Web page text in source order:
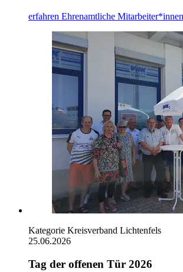
erfahren Ehrenamtliche
Kategorie Kreisverband Lichtenfels
25.06.2026
Tag der offenen Tür 2026